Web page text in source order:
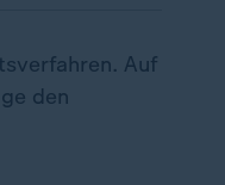
Auf
den